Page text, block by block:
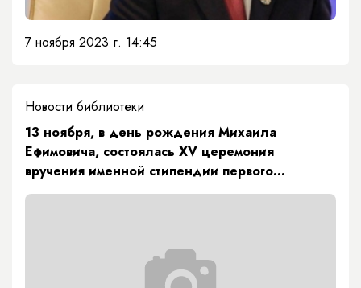
7 ноября 2023 г. 14:45
Новости библиотеки
13 ноября, в день рождения Михаила
Ефимовича, состоялась XV церемония
вручения именной стипендии первого
президента РС (Я) М.Е. Николаева «Знанием